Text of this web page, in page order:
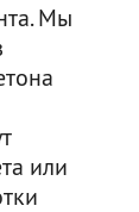
Мы
или